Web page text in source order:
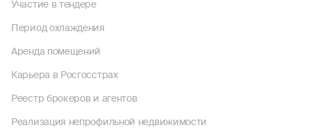
Участие в тендере
Период охлаждения
Аренда помещений
Карьера в Росгосстрах
Реестр брокеров и агентов
Реализация непрофильной недвижимости